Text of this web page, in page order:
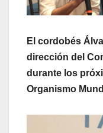
El cordobés
dirección del
durante los
Organismo